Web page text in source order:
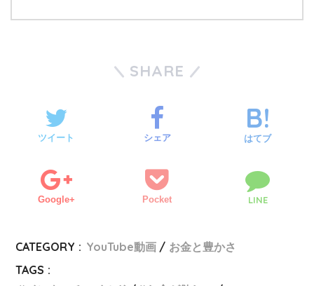
SHARE
ツイート シェア はてブ
Google+ Pocket LINE
CATEGORY : YouTube動画
お金と豊かさ
TAGS :